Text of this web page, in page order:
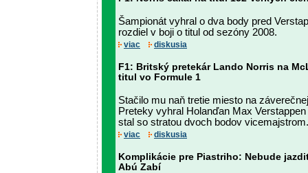
Šampionát vyhral o dva body pred
rozdiel v boji o titul od sezóny 2008.
viac diskusia
F1: Britský pretekár Lando Norris na
titul vo Formule 1
Stačilo mu naň tretie miesto na
Preteky vyhral Holanďan Max
stal so stratou dvoch bodov vicemajstrom.
viac diskusia
Komplikácie pre Piastriho: Nebude
Abú Zabí